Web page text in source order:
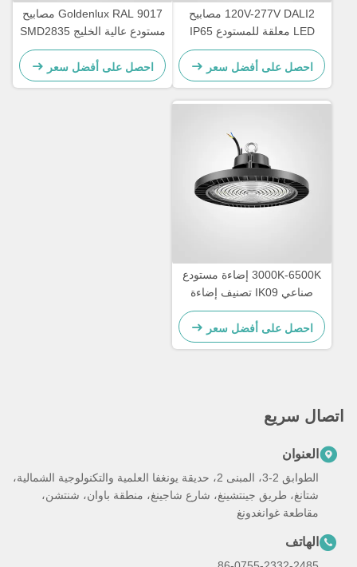
120V-277V DALI2 مصابيح
LED معلقة للمستودع IP65
مقاومة للماء
احصل على أفضل سعر
Goldenlux RAL 9017 مصابيح
مستودع عالية الخليج SMD2835
مصابيح الصناعية عالية الخليج
احصل على أفضل سعر
3000K-6500K إضاءة مستودع
صناعي IK09 تصنيف إضاءة
LED عالية الخليج
احصل على أفضل سعر
اتصال سريع
العنوان
الطوابق 2-3، المبنى 2، حديقة يونغفا العلمية والتكنولوجية الشمالية،
شتانغ، طريق جينتشينغ، شارع شاجينغ، منطقة باوان، شنتشن،
مقاطعة غوانغدونغ
الهاتف